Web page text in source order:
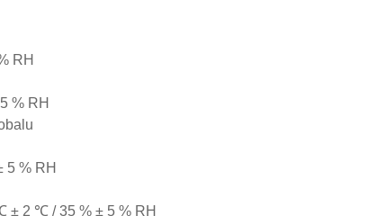
RH
% RH
5 % RH
± 2 ℃ / 35 % ± 5 % RH